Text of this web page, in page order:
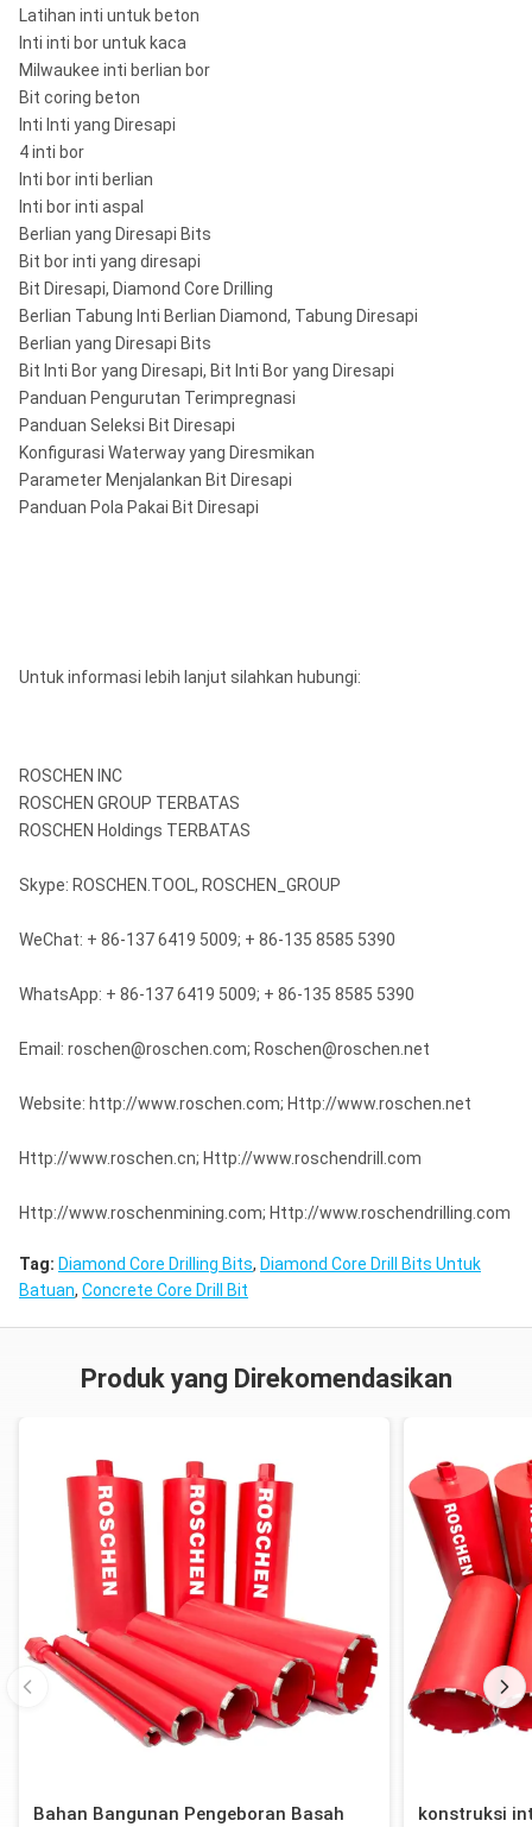
Latihan inti untuk beton
Inti inti bor untuk kaca
Milwaukee inti berlian bor
Bit coring beton
Inti Inti yang Diresapi
4 inti bor
Inti bor inti berlian
Inti bor inti aspal
Berlian yang Diresapi Bits
Bit bor inti yang diresapi
Bit Diresapi, Diamond Core Drilling
Berlian Tabung Inti Berlian Diamond, Tabung Diresapi
Berlian yang Diresapi Bits
Bit Inti Bor yang Diresapi, Bit Inti Bor yang Diresapi
Panduan Pengurutan Terimpregnasi
Panduan Seleksi Bit Diresapi
Konfigurasi Waterway yang Diresmikan
Parameter Menjalankan Bit Diresapi
Panduan Pola Pakai Bit Diresapi
Untuk informasi lebih lanjut silahkan hubungi:
ROSCHEN INC
ROSCHEN GROUP TERBATAS
ROSCHEN Holdings TERBATAS
Skype: ROSCHEN.TOOL, ROSCHEN_GROUP
WeChat: + 86-137 6419 5009; + 86-135 8585 5390
WhatsApp: + 86-137 6419 5009; + 86-135 8585 5390
Email: roschen@roschen.com; Roschen@roschen.net
Website: http://www.roschen.com; Http://www.roschen.net
Http://www.roschen.cn; Http://www.roschendrill.com
Http://www.roschenmining.com; Http://www.roschendrilling.com
Tag: Diamond Core Drilling Bits, Diamond Core Drill Bits Untuk
Batuan, Concrete Core Drill Bit
Produk yang Direkomendasikan
Bahan Bangunan Pengeboran Basah
konstruksi